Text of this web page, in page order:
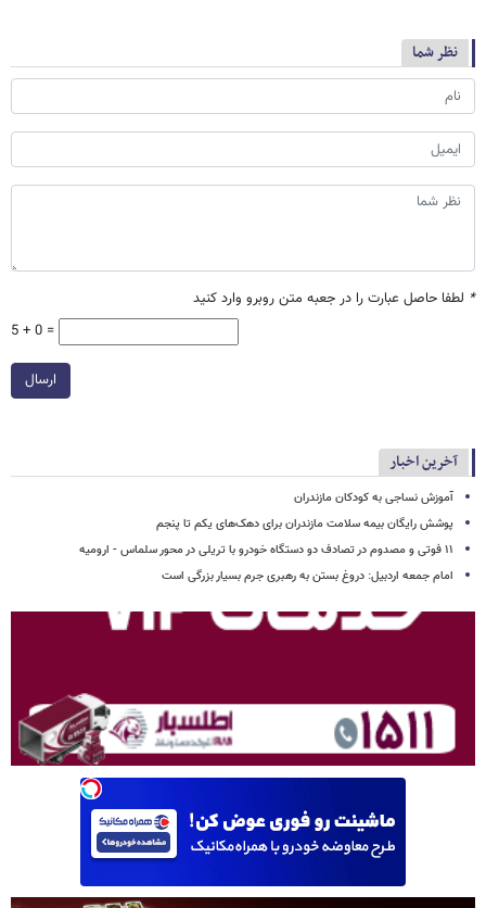
نظر شما
* لطفا حاصل عبارت را در جعبه متن روبرو وارد کنید
5 + 0 =
ارسال
آخرین اخبار
آموزش نساجی به کودکان مازندران
پوشش رایگان بیمه سلامت مازندران برای دهک‌های یکم تا پنجم
۱۱ فوتی و مصدوم در تصادف دو دستگاه خودرو با تریلی در محور سلماس - ارومیه
امام جمعه اردبیل: دروغ بستن به رهبری جرم بسیار بزرگی است